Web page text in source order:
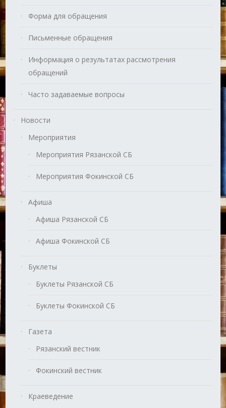
Форма для обращения
Письменные обращения
Информация о результатах рассмотрения
обращений
Часто задаваемые вопросы
Новости
Мероприятия
Мероприятия Рязанской СБ
Мероприятия Фокинской СБ
Афиша
Афиша Рязанской СБ
Афиша Фокинской СБ
Буклеты
Буклеты Рязанской СБ
Буклеты Фокинской СБ
Газета
Рязанский вестник
Фокинский вестник
Краеведение